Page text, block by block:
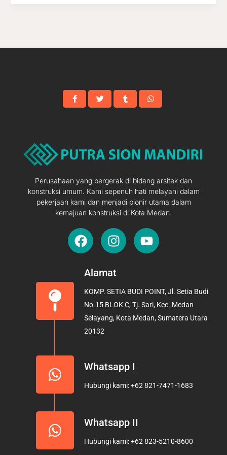
Perusahaan yang bergerak di bidang arsitek dan
konstruksi umum. Kami sepenuh hati melayani dalam
pekerjaan kami dan menjadi pionir utama dalam
kemajuan konstruksi di Kota Medan.
F
a
e
o
o
k
I
n
t
g
r
a
Y
o
b
e
Alamat
KOMP. SETIA BUDI POINT, Jl. Setia Budi
No.15 BLOK C, Tj. Sari, Kec. Medan
Selayang, Kota Medan, Sumatera Utara
20132
Whatsapp I
Hubungi kami: +62 821-7471-1683
Whatsapp II
Hubungi kami: +62 823-5210-8600